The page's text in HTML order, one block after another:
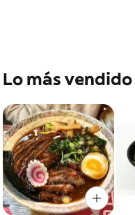
Lo más vendido